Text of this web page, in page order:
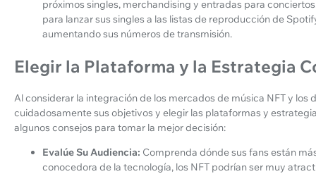
próximos singles, merchandising y entradas para
para lanzar sus singles a las listas de reproducción de
aumentando sus números de transmisión.
Elegir la Plataforma y la Estrategia
Al considerar la integración de los mercados de música NFT y
cuidadosamente sus objetivos y elegir las plataformas y
algunos consejos para tomar la mejor decisión:
Evalúe Su Audiencia: Comprenda dónde sus fans están
conocedora de la tecnología, los NFT podrían ser muy